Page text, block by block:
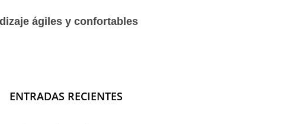
ágiles y confortables
ENTRADAS RECIENTES